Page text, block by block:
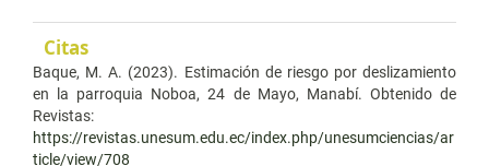
Citas
Baque, M. A. (2023). Estimación de riesgo por deslizamiento
en la parroquia Noboa, 24 de Mayo, Manabí. Obtenido de
Revistas:
https://revistas.unesum.edu.ec/index.php/unesumciencias/ar
ticle/view/708